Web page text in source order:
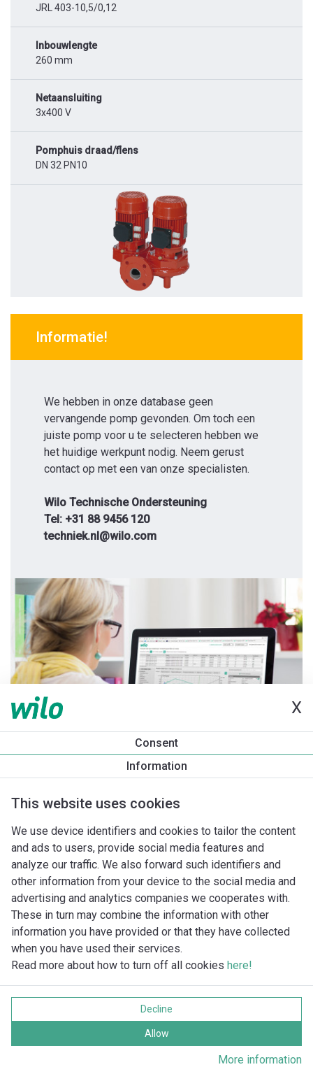
X
Consent
Information
This website uses cookies
We use device identifiers and cookies to tailor the content
and ads to users, provide social media features and
analyze our traffic. We also forward such identifiers and
other information from your device to the social media and
advertising and analytics companies we cooperates with.
These in turn may combine the information with other
information you have provided or that they have collected
when you have used their services.
Read more about how to turn off all cookies here!
Decline
Allow
More information
JRL 403-10,5/0,12
Inbouwlengte
260 mm
Netaansluiting
3x400 V
Pomphuis draad/flens
DN 32 PN10
Informatie!
We hebben in onze database geen
vervangende pomp gevonden. Om toch een
juiste pomp voor u te selecteren hebben we
het huidige werkpunt nodig. Neem gerust
contact op met een van onze specialisten.
Wilo Technische Ondersteuning
Tel: +31 88 9456 120
techniek.nl@wilo.com
Gegevensbescherming